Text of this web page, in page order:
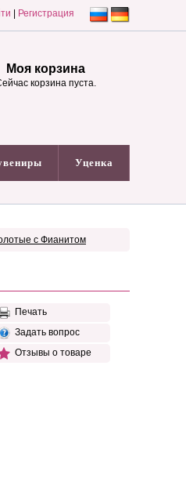
Регистрация
Моя корзина
корзина пуста.
Уценка
с Фианитом
Печать
Задать вопрос
Отзывы о товаре